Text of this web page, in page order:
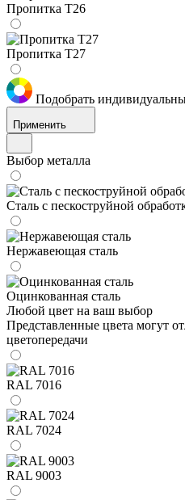
Пропитка Т26
Пропитка Т27
Подобрать
Применить
Выбор металла
Сталь с пескоструйной
Нержавеющая сталь
Оцинкованная сталь
Любой цвет на ваш выбор
Представленные цвета могут
цветопередачи
RAL 7016
RAL 7024
RAL 9003